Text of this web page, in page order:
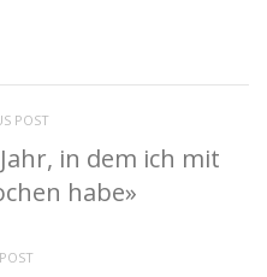
POST
in dem ich mit
habe»